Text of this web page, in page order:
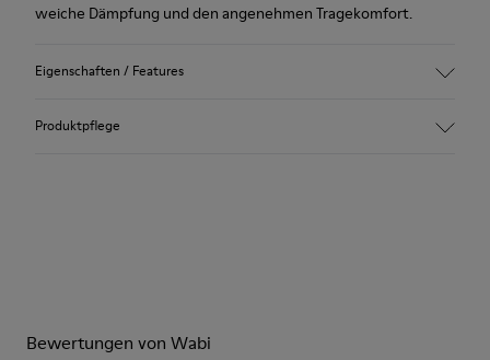
weiche Dämpfung und den angenehmen Tragekomfort.
Eigenschaften / Features
Farbe: Blau
Produktpflege
Schuhpflegeanleitung.
Bewertungen von Wabi